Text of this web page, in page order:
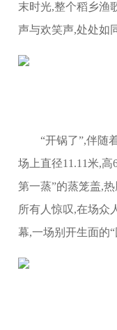
末时光,整个稻乡渔
声与欢笑声,处处如
“开锅了”,伴随
场上直径11.11米,
第一蒸”的蒸笼盖,
所有人惊叹,在场众
幕,一场别开生面的“